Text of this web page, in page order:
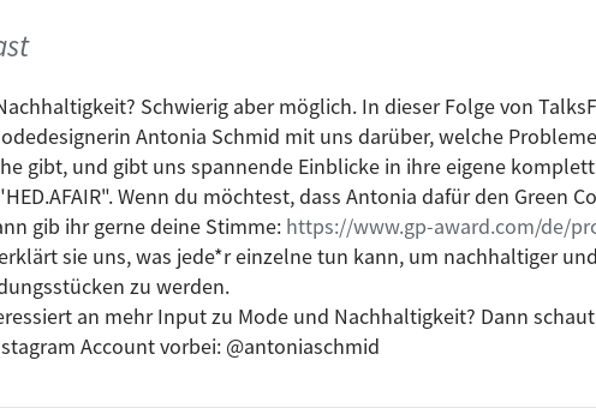
Schwierig aber möglich. In dieser Folge von
Antonia Schmid mit uns darüber, welche
gibt, und gibt uns spannende Einblicke in ihre eigene
Wenn du möchtest, dass Antonia dafür den Green
gib ihr gerne deine Stimme: https://www.gp-award.com/de/
sie uns, was jede*r einzelne tun kann, um nachhaltiger
zu werden.
an mehr Input zu Mode und Nachhaltigkeit? Dann
Account vorbei: @antoniaschmid